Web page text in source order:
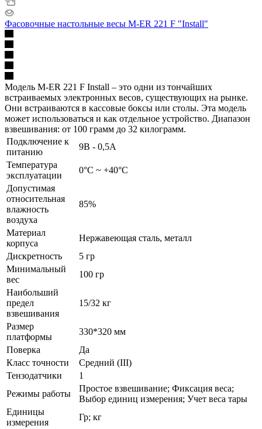
Фасовочные настольные весы M-ER 221 F "Install"
Модель M-ER 221 F Install – это одни из тончайших
встраиваемых электронных весов, существующих на рынке.
Они встраиваются в кассовые боксы или столы. Эта модель
может использоваться и как отдельное устройство. Диапазон
взвешивания: от 100 грамм до 32 килограмм.
Подключение к
питанию
9В - 0,5А
Температура
эксплуатации
0°C ~ +40°C
Допустимая
относительная
влажность
воздуха
85%
Материал
корпуса
Нержавеющая сталь, металл
Дискретность
5 гр
Минимальный
вес
100 гр
Наибольший
предел
взвешивания
15/32 кг
Размер
платформы
330*320 мм
Поверка
Да
Класс точности
Средний (III)
Тензодатчики
1
Режимы работы
Простое взвешивание; Фиксация веса;
Выбор единиц измерения; Учет веса тары
Единицы
измерения
Гр; кг